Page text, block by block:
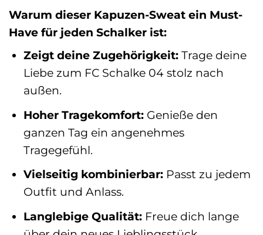
Warum dieser Kapuzen-Sweat ein Must-
Have für jeden Schalker ist:
Zeigt deine Zugehörigkeit:Trage deine
Liebe zum FC Schalke 04 stolz nach
außen.
Hoher Tragekomfort:Genieße den
ganzen Tag ein angenehmes
Tragegefühl.
Vielseitig kombinierbar:Passt zu jedem
Outfit und Anlass.
Langlebige Qualität:Freue dich lange